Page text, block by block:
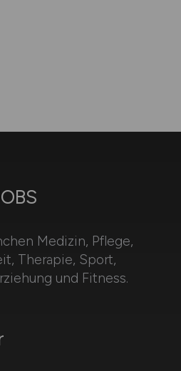
Medizin, Pflege,
Therapie, Sport,
und Fitness.